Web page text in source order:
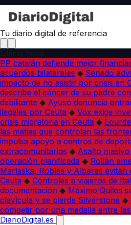
Tu diario digital de referencia
PP catalán defiende mejor
acuerdos bilaterales ◆ Senado
impacto de no asistir por crisis en
describe el cáncer de su padre
debilitante ◆ Ayuso denuncia
ilegales por Ceuta ◆ Vox exige
crisis migratoria en Ceuta ◆
las mafias que controlan las
impulsa apoyo a centros de
extracomunitarios ◆ Asalto
operación planificada ◆ Rollán
Marlaska, Robles y Albares evitan
Ceuta ◆ Controles a viajeros de
documentación ◆ Máximo Quiles
clavícula y se pierde Silverstone ◆
competir por una medalla entre
DiarioDigital.es